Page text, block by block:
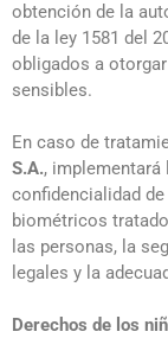
obtención de la
de la ley 1581 del
obligados a
sensibles.
En caso de
S.A., implementará
confidencialidad
biométricos
las personas, la
legales y la
Derechos de los